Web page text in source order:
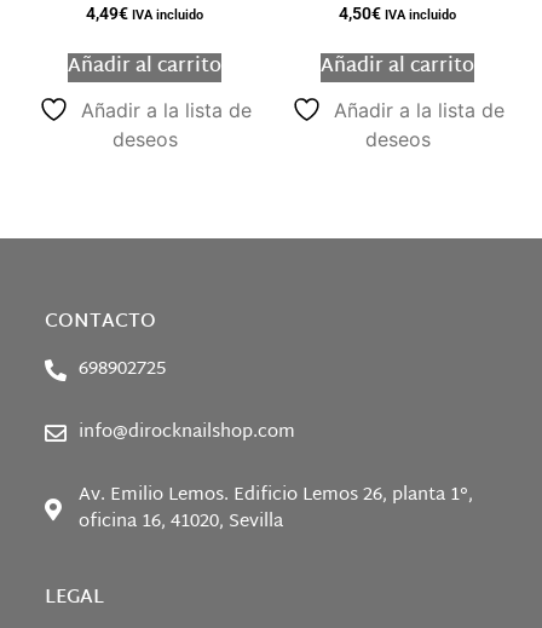
4,49€ IVA incluido
Añadir al carrito
Añadir a la lista de
deseos
4,50€ IVA incluido
Añadir al carrito
Añadir a la lista de
deseos
CONTACTO
698902725
info@dirocknailshop.com
Av. Emilio Lemos. Edificio Lemos 26, planta 1°,
oficina 16, 41020, Sevilla
LEGAL